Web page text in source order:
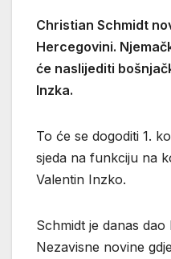
Christian Schmidt
Hercegovini.
će naslijediti
Inzka.
To će se dogoditi 1.
sjeda na funkciju na
Valentin Inzko.
Schmidt je danas
Nezavisne novine